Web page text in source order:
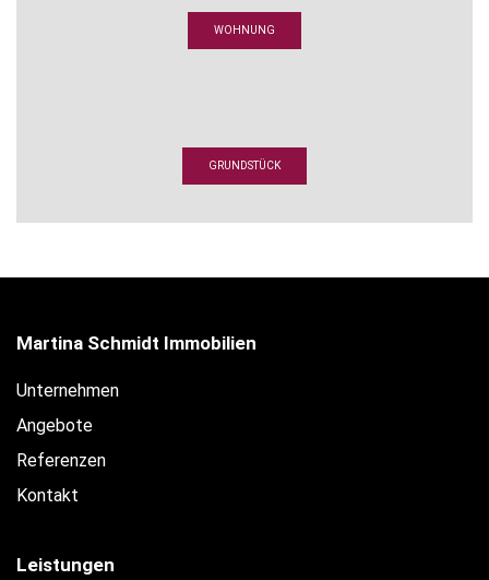
WOHNUNG
GRUNDSTÜCK
Martina Schmidt Immobilien
Unternehmen
Angebote
Referenzen
Kontakt
Leistungen